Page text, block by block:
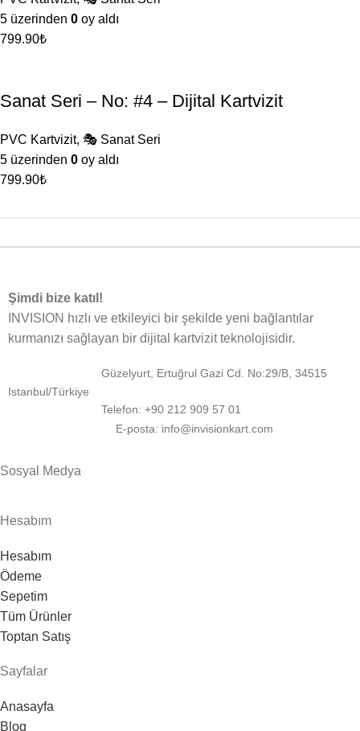
5 üzerinden 0 oy aldı
799.90₺
Sanat Seri – No: #4 – Dijital Kartvizit
PVC Kartvizit, 🎭 Sanat Seri
5 üzerinden 0 oy aldı
799.90₺
Şimdi bize katıl!
INVISION hızlı ve etkileyici bir şekilde yeni bağlantılar
kurmanızı sağlayan bir dijital kartvizit teknolojisidir.
Güzelyurt, Ertuğrul Gazi Cd. No:29/B, 34515
Istanbul/Türkiye
Telefon: +90 212 909 57 01
E-posta: info@invisionkart.com
Sosyal Medya
Hesabım
Hesabım
Ödeme
Sepetim
Tüm Ürünler
Toptan Satış
Sayfalar
Anasayfa
Blog